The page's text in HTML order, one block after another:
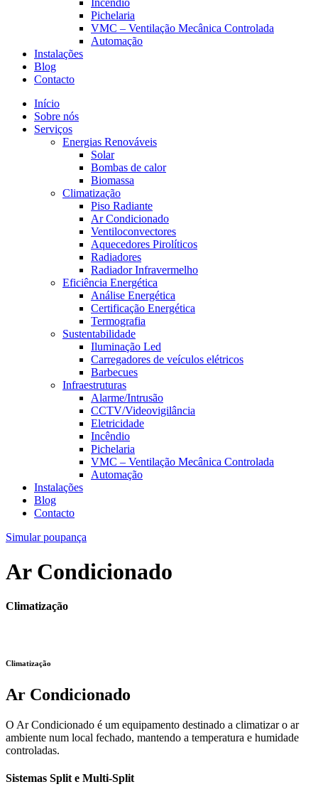
Pichelaria
VMC – Ventilação Mecânica Controlada
Automação
Instalações
Blog
Contacto
Início
Sobre nós
Serviços
Energias Renováveis
Solar
Bombas de calor
Biomassa
Climatização
Piso Radiante
Ar Condicionado
Ventiloconvectores
Aquecedores Pirolíticos
Radiadores
Radiador Infravermelho
Eficiência Energética
Análise Energética
Certificação Energética
Termografia
Sustentabilidade
Iluminação Led
Carregadores de veículos elétricos
Barbecues
Infraestruturas
Alarme/Intrusão
CCTV/Videovigilância
Eletricidade
Incêndio
Pichelaria
VMC – Ventilação Mecânica Controlada
Automação
Instalações
Blog
Contacto
Simular poupança
Ar Condicionado
Climatização
Climatização
Ar Condicionado
O Ar Condicionado é um equipamento destinado a climatizar o ar
ambiente num local fechado, mantendo a temperatura e humidade
controladas.
Sistemas Split e Multi-Split